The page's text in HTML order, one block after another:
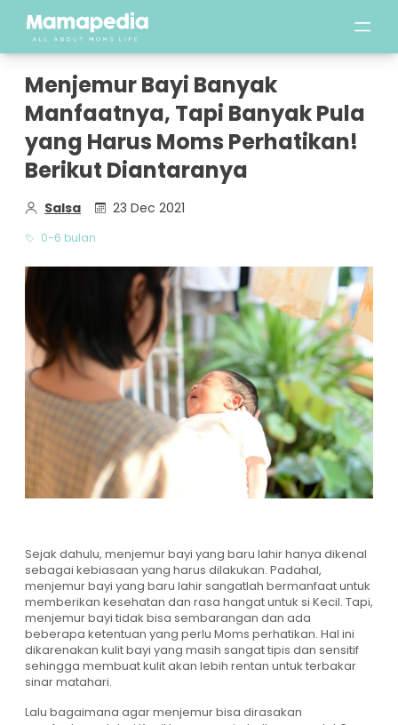
Menjemur Bayi Banyak
Manfaatnya, Tapi Banyak Pula
yang Harus Moms Perhatikan!
Berikut Diantaranya
Salsa 23 Dec 2021
0-6 bulan
Sejak dahulu, menjemur bayi yang baru lahir hanya dikenal
sebagai kebiasaan yang harus dilakukan. Padahal,
menjemur bayi yang baru lahir sangatlah bermanfaat untuk
memberikan kesehatan dan rasa hangat untuk si Kecil. Tapi,
menjemur bayi tidak bisa sembarangan dan ada
beberapa ketentuan yang perlu Moms perhatikan. Hal ini
dikarenakan kulit bayi yang masih sangat tipis dan sensitif
sehingga membuat kulit akan lebih rentan untuk terbakar
sinar matahari.
Lalu bagaimana agar menjemur bisa dirasakan